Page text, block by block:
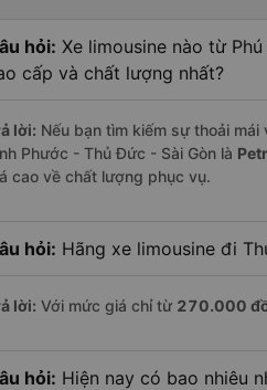
hỏi: Xe limousine nào từ
cấp và chất lượng nhất?
lời: Nếu bạn tìm kiếm sự thoải
Phước - Thủ Đức - Sài Gòn là
cao về chất lượng phục vụ.
hỏi: Hãng xe limousine đi
lời: Với mức giá chỉ từ 270.000
hỏi: Hiện nay có bao nhiêu